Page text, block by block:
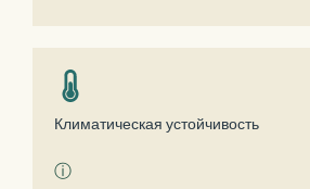
Климатическая устойчивость
ⓘ